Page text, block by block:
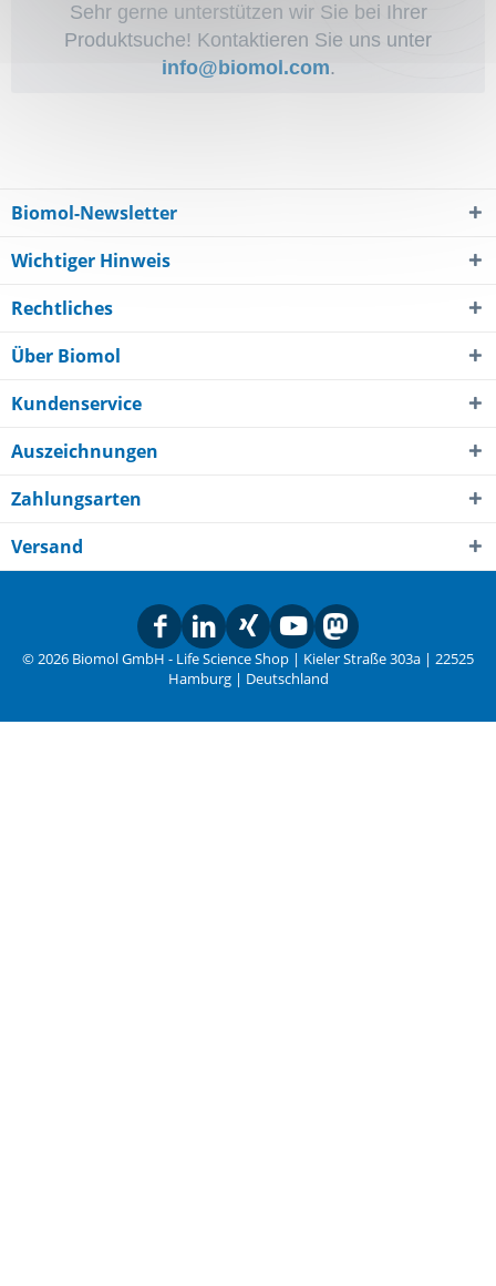
Sehr gerne unterstützen wir Sie bei Ihrer
Produktsuche! Kontaktieren Sie uns unter
info@biomol.com.
Biomol-Newsletter
Wichtiger Hinweis
Rechtliches
Über Biomol
Kundenservice
Auszeichnungen
Zahlungsarten
Versand
© 2026 Biomol GmbH - Life Science Shop | Kieler Straße 303a | 22525
Hamburg | Deutschland